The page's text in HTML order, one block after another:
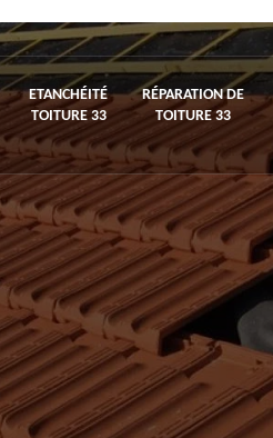
ETANCHÉITÉ
TOITURE 33
RÉPARATION DE
TOITURE 33